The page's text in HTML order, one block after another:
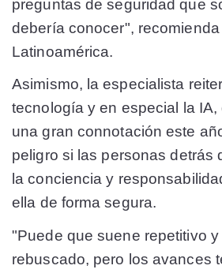
preguntas de seguridad que
debería conocer",
Latinoamérica.
Asimismo, la especialista
tecnología y en especial la IA,
una gran connotación este
peligro si las personas detrás
la conciencia y
ella de forma segura.
"Puede que suene repetitivo y
rebuscado, pero los avances